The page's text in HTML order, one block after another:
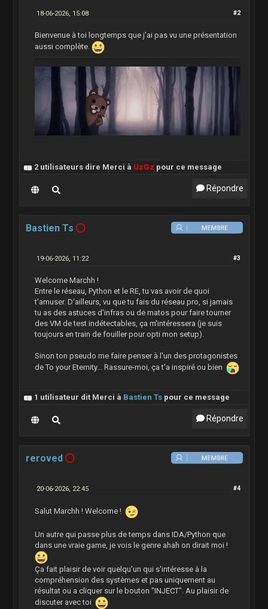
#2
18-06-2026, 15:08
Bienvenue à toi longtemps que j'ai pas vu une présentation
aussi complète.
2 utilisateurs dire Merci à UzGz pour ce message
Répondre
Bastien Ts
#3
19-06-2026, 11:22
Welcome Marchh !
Entre le réseau, Python et le RE, tu vas avoir de quoi
t'amuser. D'ailleurs, vu que tu fais du réseau pro, si jamais
tu as des astuces d'infras ou de matos pour faire tourner
des VM de test indétectables, ça m'intéressera (je suis
toujours en train de fouiller pour opti mon setup).
Sinon ton pseudo me faire penser à l'un des protagonistes
de To your Eternity... Rassure-moi, ça t'a inspiré ou bien
1 utilisateur dit Merci à Bastien Tspour ce message
Répondre
reroved
#4
20-06-2026, 22:45
Salut Marchh ! Welcome !
Un autre qui passe plus de temps dans IDA/Python que
dans une vraie game, je vois le genre ahah on dirait moi !
Ça fait plaisir de voir quelqu'un qui s'intéresse à la
compréhension des systèmes et pas uniquement au
résultat ou a cliquer sur le bouton "INJECT". Au plaisir de
discuter avec toi